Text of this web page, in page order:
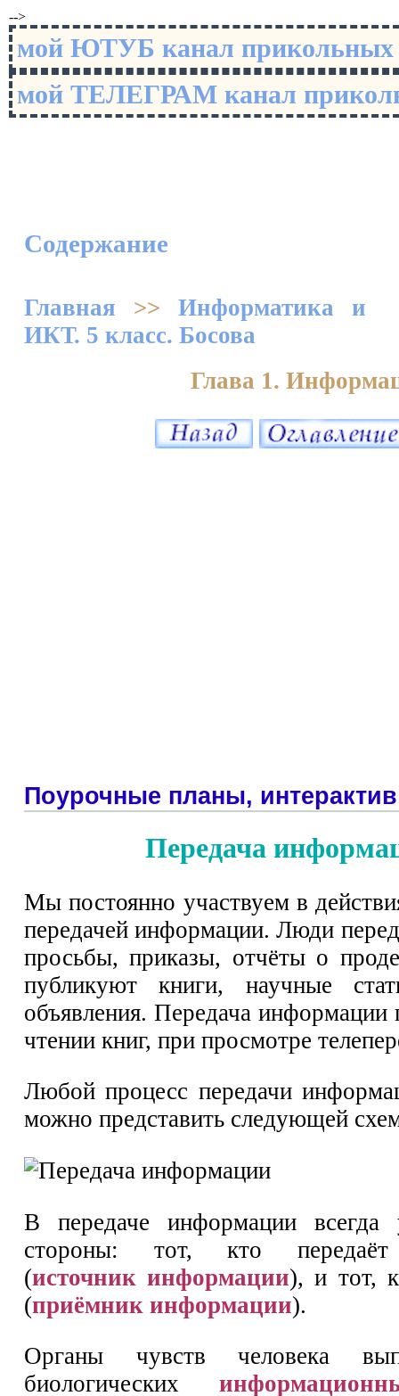
-->
мой ЮТУБ канал
мой ТЕЛЕГРАМ канал
Содержание
Главная >> Информатика и
ИКТ. 5 класс. Босова
Глава 1.
Поурочные планы, интерактив
Передача
Мы постоянно участвуем в
передачей информации. Люди
просьбы, приказы, отчёты о
публикуют книги, научные
объявления. Передача информации
чтении книг, при просмотре
Любой процесс передачи
можно представить следующей
В передаче информации всегда
стороны: тот, кто
(источник информации), и тот,
(приёмник информации).
Органы чувств человека
биологических